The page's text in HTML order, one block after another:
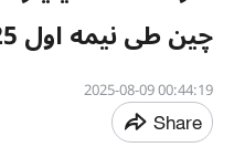
چین طی نیمه اول 2025
00:44:19 2025-08-09
Share